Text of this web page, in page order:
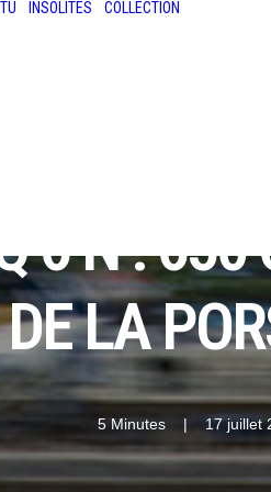
INSOLITES COLLECTION
6 N : 650
LA
5 Minutes | 17 juillet